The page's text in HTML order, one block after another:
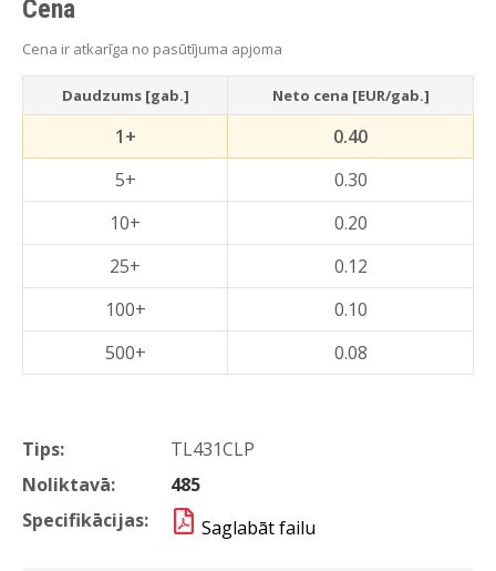
Tips:
TL431CLP
Noliktavā:
485
Specifikācijas:
Saglabāt failu
Cena
Cena ir atkarīga no pasūtījuma apjoma
Daudzums [gab.] Neto cena [EUR/gab.]
1+
0.40
5+
0.30
10+
0.20
25+
0.12
100+
0.10
500+
0.08